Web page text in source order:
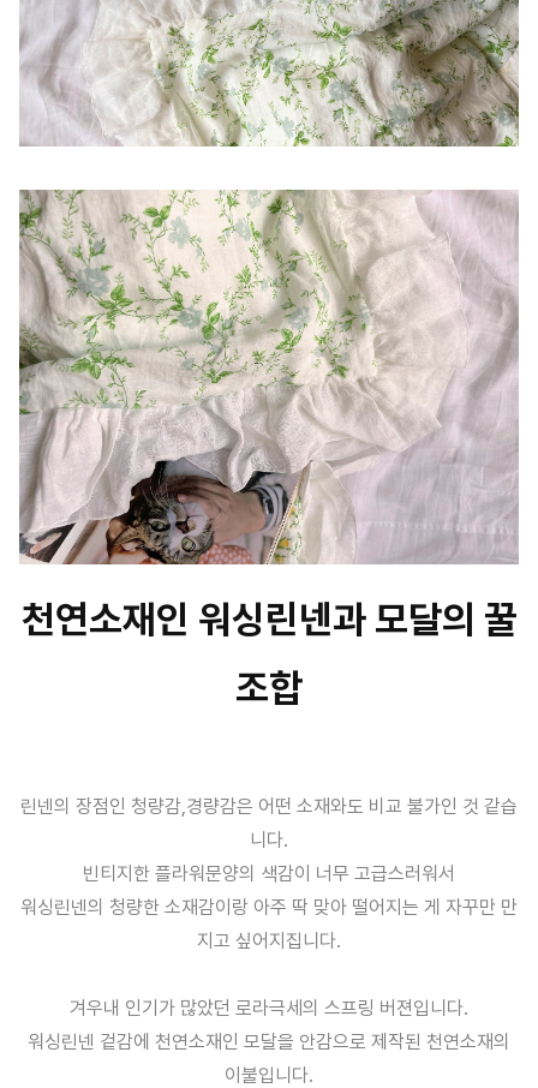
천연소재인 워싱린넨과 모달의 꿀
조합
린넨의 장점인 청량감,경량감은 어떤 소재와도 비교 불가인 것 같습
니다.
빈티지한 플라워문양의 색감이 너무 고급스러워서
워싱린넨의 청량한 소재감이랑 아주 딱 맞아 떨어지는 게 자꾸만 만
지고 싶어지집니다.
겨우내 인기가 많았던 로라극세의 스프링 버젼입니다.
워싱린넨 겉감에 천연소재인 모달을 안감으로 제작된 천연소재의
이불입니다.